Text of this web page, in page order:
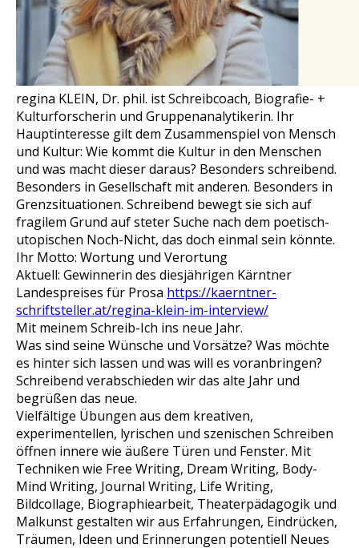
regina KLEIN, Dr. phil. ist Schreibcoach, Biografie- +
Kulturforscherin und Gruppenanalytikerin. Ihr
Hauptinteresse gilt dem Zusammenspiel von Mensch
und Kultur: Wie kommt die Kultur in den Menschen
und was macht dieser daraus? Besonders schreibend.
Besonders in Gesellschaft mit anderen. Besonders in
Grenzsituationen. Schreibend bewegt sie sich auf
fragilem Grund auf steter Suche nach dem poetisch-
utopischen Noch-Nicht, das doch einmal sein könnte.
Ihr Motto: Wortung und Verortung
Aktuell: Gewinnerin des diesjährigen Kärntner
Landespreises für Prosa https://kaerntner-
schriftsteller.at/regina-klein-im-interview/
Mit meinem Schreib-Ich ins neue Jahr.
Was sind seine Wünsche und Vorsätze? Was möchte
es hinter sich lassen und was will es voranbringen?
Schreibend verabschieden wir das alte Jahr und
begrüßen das neue.
Vielfältige Übungen aus dem kreativen,
experimentellen, lyrischen und szenischen Schreiben
öffnen innere wie äußere Türen und Fenster. Mit
Techniken wie Free Writing, Dream Writing, Body-
Mind Writing, Journal Writing, Life Writing,
Bildcollage, Biographiearbeit, Theaterpädagogik und
Malkunst gestalten wir aus Erfahrungen, Eindrücken,
Träumen, Ideen und Erinnerungen potentiell Neues